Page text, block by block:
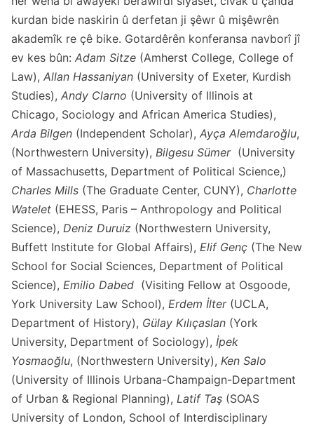
kurdan bide naskirin û derfetan ji şêwr û mişêwrên
akademîk re çê bike. Gotardêrên konferansa navborî jî
ev kes bûn: Adam Sitze (Amherst College, College of
Law), Allan Hassaniyan (University of Exeter, Kurdish
Studies), Andy Clarno (University of Illinois at
Chicago, Sociology and African America Studies),
Arda Bilgen (Independent Scholar), Ayça Alemdaroğlu,
(Northwestern University), Bilgesu Sümer(University
of Massachusetts, Department of Political Science,)
Charles Mills (The Graduate Center, CUNY), Charlotte
Watelet (EHESS, Paris – Anthropology and Political
Science), Deniz Duruiz (Northwestern University,
Buffett Institute for Global Affairs), Elif Genç (The New
School for Social Sciences, Department of Political
Science), Emilio Dabed (Visiting Fellow at Osgoode,
York University Law School), Erdem İlter(UCLA,
Department of History), Gülay Kılıçaslan (York
University, Department of Sociology), İpek
Yosmaoğlu, (Northwestern University), Ken Salo
(University of Illinois Urbana-Champaign-Department
of Urban & Regional Planning), Latif Taş (SOAS
University of London, School of Interdisciplinary